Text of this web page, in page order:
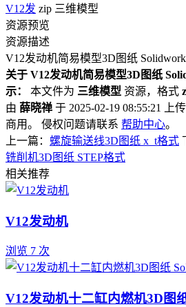
V12发 zip 三维模型
资源预览
资源描述
V12发动机简易模型3D图纸
关于 V12发动机简易模型3D图纸
示：
本文件为 三维模型 资源，格式
由 薛晓禅 于 2025-02-19 08:55:21 上
商用。 侵权问题请联系 帮助中心。
上一篇： 螺旋输送线3D图纸 x_t格式
铣削机3D图纸 STEP格式
相关推荐
V12发动机
浏览 7 次
V12发动机十二缸内燃机3D图